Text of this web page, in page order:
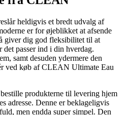
heldigvis et bredt udvalg af
er for øjeblikket at afsende
giver dig god fleksibilitet til at
det passer ind i din hverdag.
samt desuden ydermere den
ved køb af CLEAN Ultimate Eau
produkterne til levering hjem
adresse. Denne er beklageligvis
men endda super simpel. Den